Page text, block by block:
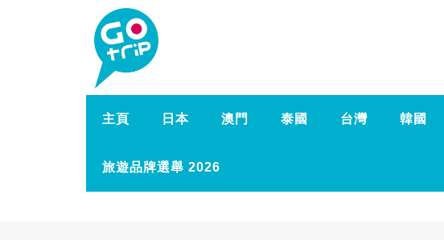
主頁 日本 澳門 泰國 台灣 韓國
旅遊品牌選舉 2026